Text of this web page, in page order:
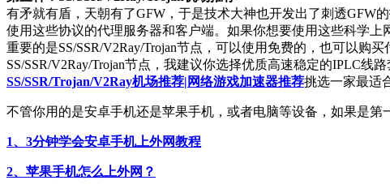
有矛就有盾，天朝有了GFW，于是技术大神也开发出了刺透GFW
使用这些协议的代理服务器和客户端。如果你想要使用这些科学上
重要的是SS/SSR/V2Ray/Trojan节点，可以使用免费的，也可以购
SS/SSR/V2Ray/Trojan节点，我建议你选择优质高速稳定的IPLC
SS/SSR/Trojan/V2Ray机场推荐|网络游戏加速器推荐挑选一家最适
不管你用的是安卓手机还是苹果手机，或者电脑等设备，如果是
1、3分钟学会安卓手机上外网教程
2、苹果手机怎么上外网？